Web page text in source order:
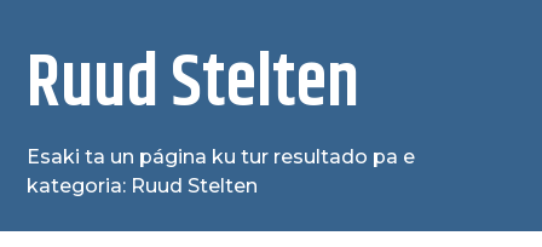
Ruud Stelten
Esaki ta un página ku tur resultado pa e
kategoria: Ruud Stelten